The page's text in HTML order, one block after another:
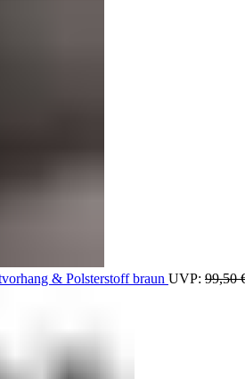
& Polsterstoff braun UVP: 99,50